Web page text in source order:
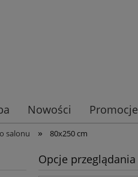
Nowości Promocje
salonu » 80x250 cm
Opcje przeglądania